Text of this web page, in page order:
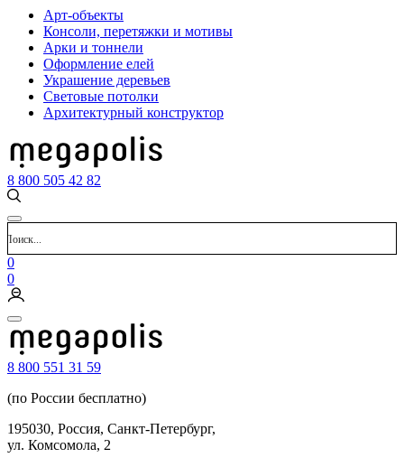
Арт-объекты
Консоли, перетяжки и мотивы
Арки и тоннели
Оформление елей
Украшение деревьев
Световые потолки
Архитектурный конструктор
8 800 505 42 82
0
0
8 800 551 31 59
(по России бесплатно)
195030, Россия, Санкт-Петербург,
ул. Комсомола, 2